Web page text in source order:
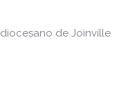
de Joinville